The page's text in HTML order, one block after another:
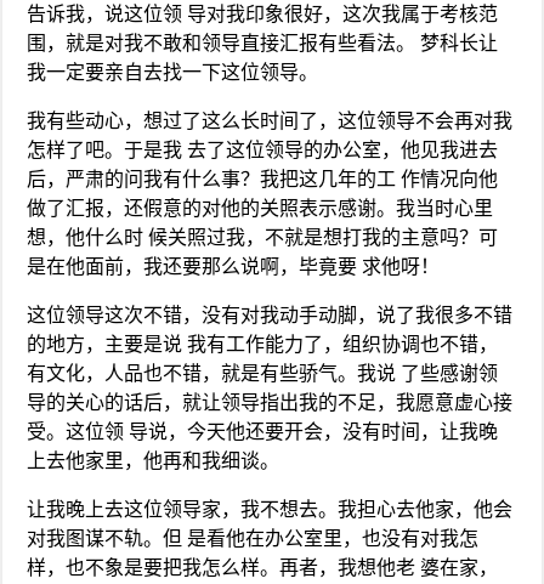
告诉我，说这位领 导对我印象很好，这次我属于考核范
围，就是对我不敢和领导直接汇报有些看法。 梦科长让
我一定要亲自去找一下这位领导。
我有些动心，想过了这么长时间了，这位领导不会再对我
怎样了吧。于是我 去了这位领导的办公室，他见我进去
后，严肃的问我有什么事？我把这几年的工 作情况向他
做了汇报，还假意的对他的关照表示感谢。我当时心里
想，他什么时 候关照过我，不就是想打我的主意吗？可
是在他面前，我还要那么说啊，毕竟要 求他呀！
这位领导这次不错，没有对我动手动脚，说了我很多不错
的地方，主要是说 我有工作能力了，组织协调也不错，
有文化，人品也不错，就是有些骄气。我说 了些感谢领
导的关心的话后，就让领导指出我的不足，我愿意虚心接
受。这位领 导说，今天他还要开会，没有时间，让我晚
上去他家里，他再和我细谈。
让我晚上去这位领导家，我不想去。我担心去他家，他会
对我图谋不轨。但 是看他在办公室里，也没有对我怎
样，也不象是要把我怎么样。再者，我想他老 婆在家，